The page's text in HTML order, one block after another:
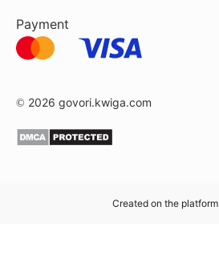
Payment
© 2026 govori.kwiga.com
Created on the platform